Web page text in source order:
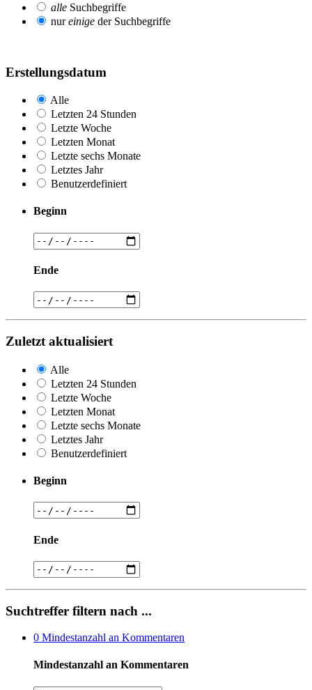
alle Suchbegriffe
nureinige der Suchbegriffe
Erstellungsdatum
Alle
Letzten 24 Stunden
Letzte Woche
Letzten Monat
Letzte sechs Monate
Letztes Jahr
Benutzerdefiniert
Beginn
Ende
Zuletzt aktualisiert
Alle
Letzten 24 Stunden
Letzte Woche
Letzten Monat
Letzte sechs Monate
Letztes Jahr
Benutzerdefiniert
Beginn
Ende
Suchtreffer filtern nach ...
0 Mindestanzahl an Kommentaren
Mindestanzahl an Kommentaren